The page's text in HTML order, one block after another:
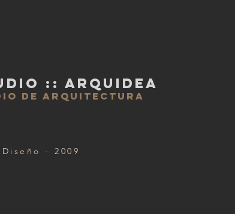
:: ARQUIDEA
DE ARQUITECTURA
- 2009